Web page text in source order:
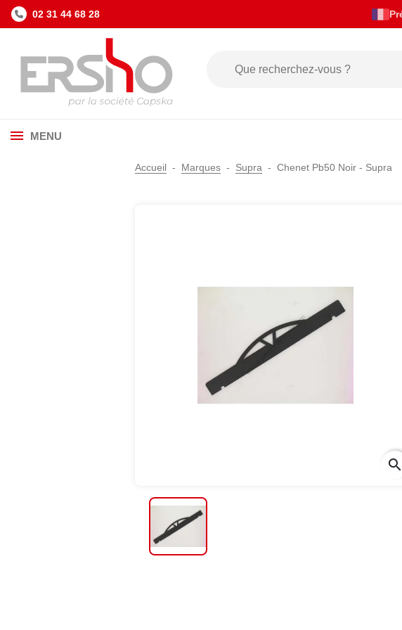
02 31 44 68 28
MENU
Accueil Marques Supra Chenet Pb50 Noir - Supra
search